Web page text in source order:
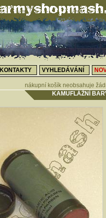
KONTAKTY VYHLEDÁVÁNÍ
nákupní košík neobsahuje
KAMUFLÁŽNÍ